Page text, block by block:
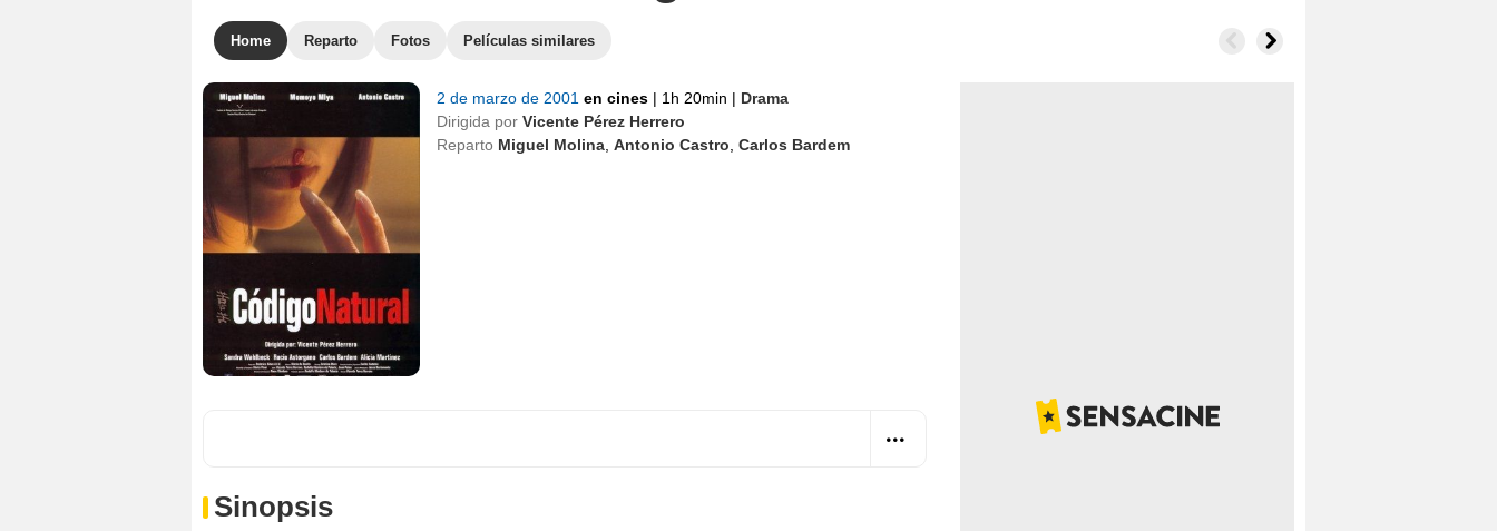
Home Reparto Fotos Películas similares
2 de marzo de 2001 en cines | 1h 20min | Drama
Dirigida por Vicente Pérez Herrero
Reparto Miguel Molina Antonio Castro Carlos Bardem
Sinopsis